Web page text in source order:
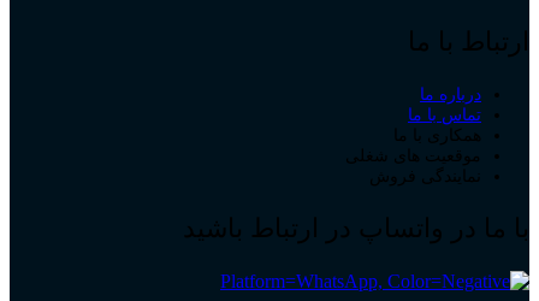
ارتباط با ما
درباره ما
تماس با ما
همکاری با ما
موقعیت های شغلی
نمایندگی فروش
با ما در واتساپ در ارتباط باشید